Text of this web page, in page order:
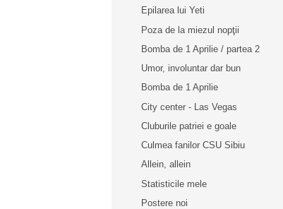
Epilarea lui Yeti
Poza de la miezul nopţii
Bomba de 1 Aprilie / partea 2
Umor, involuntar dar bun
Bomba de 1 Aprilie
City center - Las Vegas
Cluburile patriei e goale
Culmea fanilor CSU Sibiu
Allein, allein
Statisticile mele
Postere noi